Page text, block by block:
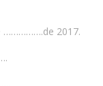
…………….de 2017.